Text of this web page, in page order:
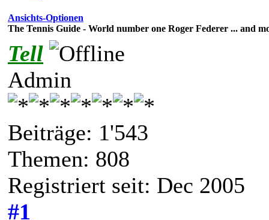
Ansichts-Optionen
The Tennis Guide - World number one Roger Federer ... and
Tell
Admin
Beiträge: 1'543
Themen: 808
Registriert seit: Dec 2005
#1